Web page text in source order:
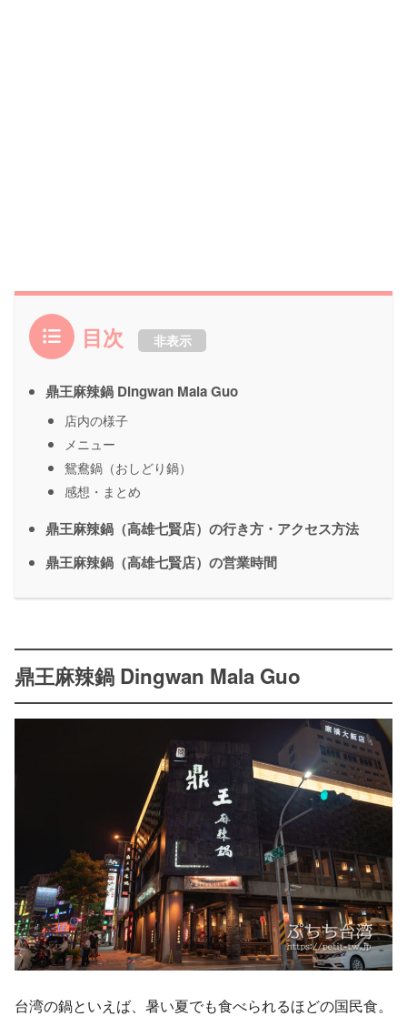
目次 非表示
鼎王麻辣鍋 Dingwan Mala Guo
店内の様子
メニュー
鴛鴦鍋（おしどり鍋）
感想・まとめ
鼎王麻辣鍋（高雄七賢店）の行き方・アクセス方法
鼎王麻辣鍋（高雄七賢店）の営業時間
鼎王麻辣鍋 Dingwan Mala Guo
台湾の鍋といえば、暑い夏でも食べられるほどの国民食。